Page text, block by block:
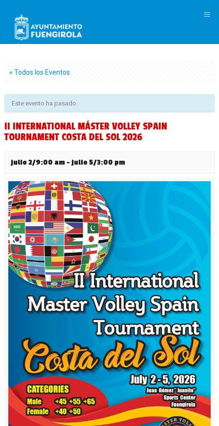
« Todos los Eventos
Este evento ha pasado.
II INTERNATIONAL MÁSTER VOLLEY SPAIN
TOURNAMENT COSTA DEL SOL 2026
julio 2/9:00 am -julio 5/3:00 pm